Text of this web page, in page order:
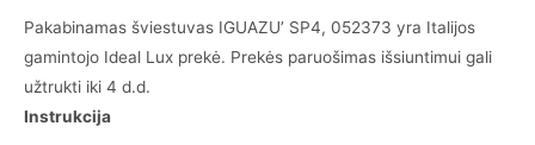
Pakabinamas šviestuvas IGUAZU’ SP4, 052373 yra Italijos
gamintojo Ideal Lux prekė. Prekės paruošimas išsiuntimui gali
užtrukti iki 4 d.d.
Instrukcija